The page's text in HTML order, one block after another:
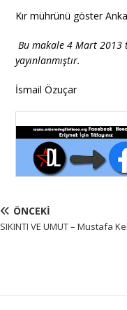
Kır mührünü göster
Bu makale 4 Mart 2013
yayınlanmıştır.
İsmail Özuçar
ÖNCEKI
SIKINTI VE UMUT – Mustafa